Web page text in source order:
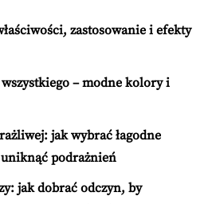
zastosowanie i efekty
– modne kolory i
jak wybrać łagodne
podrażnień
jak dobrać odczyn, by